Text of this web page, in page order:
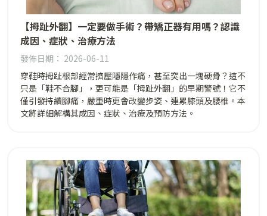
【拇趾外翻】一定要做手術？帶矯正器有用嗎？認識
成因、症狀、治療方法
發佈日期： 2026-06-11
穿鞋時拇趾根部經常擠壓隱隱作痛，甚至突出一塊硬骨？這不
只是「鞋不合腳」，更可能是「拇趾外翻」的早期警號！它不
僅引發持續腳痛，嚴重時更會改變步姿、連累膝頭及腰椎。本
文將詳細解構其成因、症狀、治療及預防方法。